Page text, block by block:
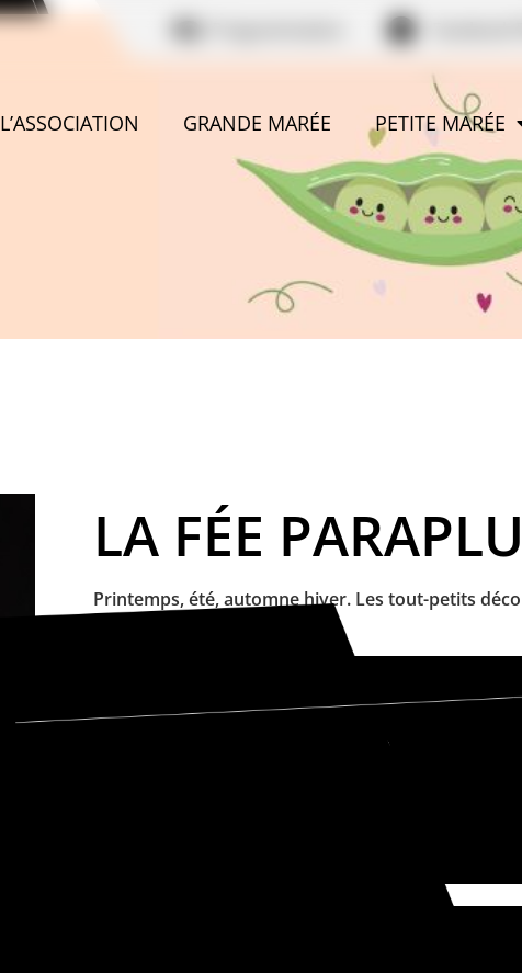
L’ASSOCIATION GRANDE MARÉE PETITE MARÉE
LA FÉE
Printemps, été, automne hiver. Les tout-petits
Brest
Patronage Laïque du Pilier Rouge